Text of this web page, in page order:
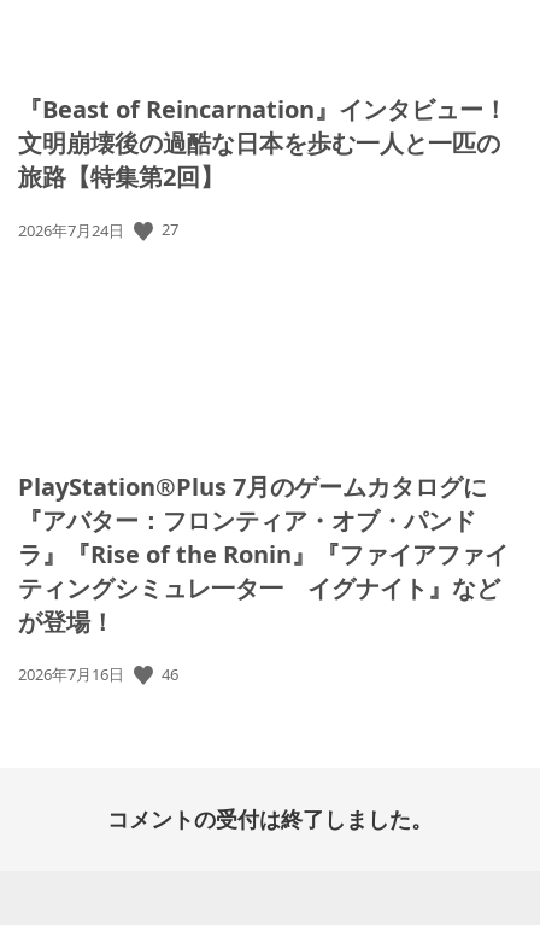
『Beast of Reincarnation』インタビュー！
文明崩壊後の過酷な日本を歩む一人と一匹の
旅路【特集第2回】
公
2026年7月24日 27
PlayStation®Plus 7月のゲームカタログに
『アバター：フロンティア・オブ・パンド
ラ』『Rise of the Ronin』『ファイアファイ
ティングシミュレ一タ一 イグナイト』など
が登場！
公
2026年7月16日 46
コメントの受付は終了しました。